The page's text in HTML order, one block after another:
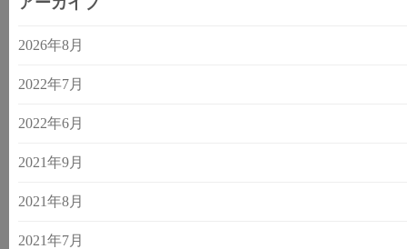
2026年8月
2022年7月
2022年6月
2021年9月
2021年8月
2021年7月